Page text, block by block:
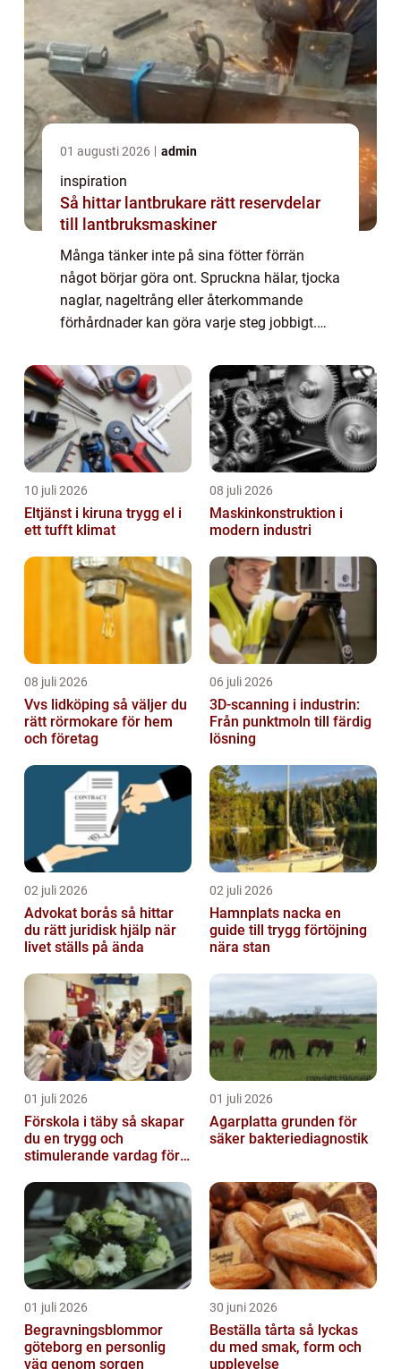
01 augusti 2026 admin
inspiration
Så hittar lantbrukare rätt reservdelar
till lantbruksmaskiner
Många tänker inte på sina fötter förrän
något börjar göra ont. Spruckna hälar, tjocka
naglar, nageltrång eller återkommande
förhårdnader kan göra varje steg jobbigt.
insats, inte bara för komfort utan också...
10 juli 2026
Eltjänst i kiruna trygg el i
ett tufft klimat
08 juli 2026
Maskinkonstruktion i
modern industri
08 juli 2026
Vvs lidköping så väljer du
rätt rörmokare för hem
och företag
06 juli 2026
3D-scanning i industrin:
Från punktmoln till färdig
lösning
02 juli 2026
Advokat borås så hittar
du rätt juridisk hjälp när
livet ställs på ända
02 juli 2026
Hamnplats nacka en
guide till trygg förtöjning
nära stan
01 juli 2026
Förskola i täby så skapar
du en trygg och
stimulerande vardag för
01 juli 2026
Agarplatta grunden för
säker bakteriediagnostik
01 juli 2026
Begravningsblommor
göteborg en personlig
väg genom sorgen
30 juni 2026
Beställa tårta så lyckas
du med smak, form och
upplevelse